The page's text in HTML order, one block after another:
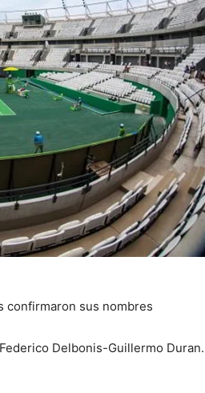
confirmaron sus nombres
Delbonis-Guillermo Duran.